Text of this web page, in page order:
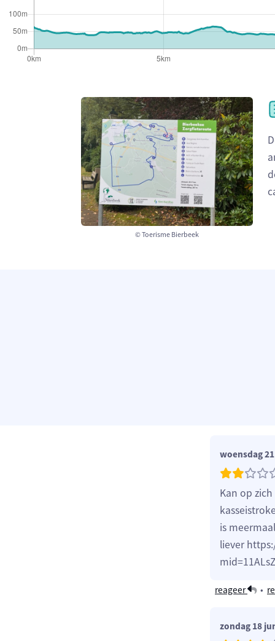
© Toerisme Bierbeek
woensdag
Kan op
is
liever
reageer •
zondag 18